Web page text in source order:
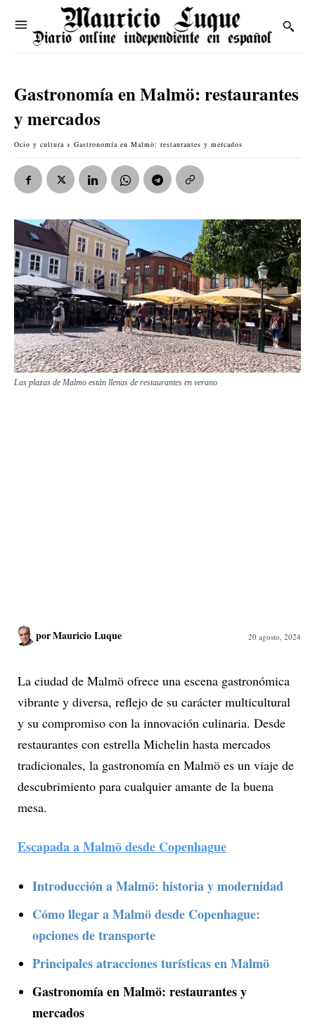
Gastronomía en Malmö: restaurantes
y mercados
Ocio y cultura Gastronomía en Malmö: restaurantes y mercados
Las plazas de Malmo están llenas de restaurantes en verano
porMauricio Luque 20 agosto, 2024
La ciudad de Malmö ofrece una escena gastronómica
vibrante y diversa, reflejo de su carácter multicultural
y su compromiso con la innovación culinaria. Desde
restaurantes con estrella Michelin hasta mercados
tradicionales, la gastronomía en Malmö es un viaje de
descubrimiento para cualquier amante de la buena
mesa.
Escapada a Malmö desde Copenhague
Introducción a Malmö: historia y modernidad
Cómo llegar a Malmö desde Copenhague:
opciones de transporte
Principales atracciones turísticas en Malmö
Gastronomía en Malmö: restaurantes y
mercados